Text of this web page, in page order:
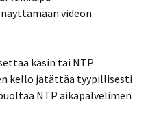
videon
käsin tai NTP
kello jätättää tyypillisesti
NTP aikapalvelimen